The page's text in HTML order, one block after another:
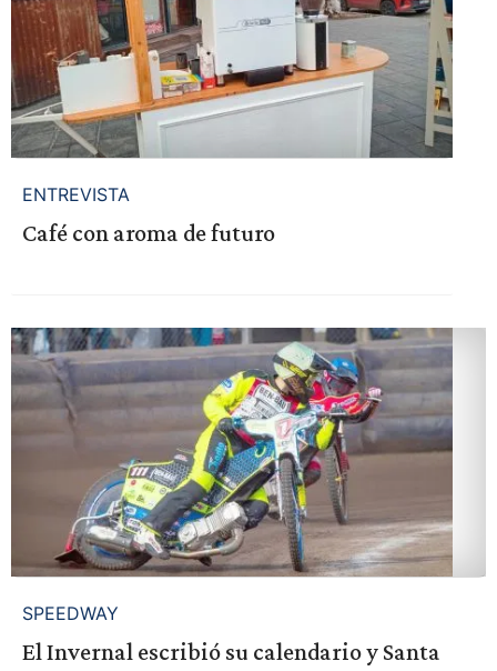
ENTREVISTA
Café con aroma de futuro
SPEEDWAY
El Invernal escribió su calendario y Santa